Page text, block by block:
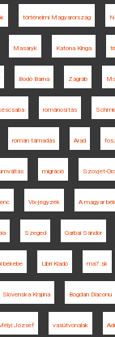
történelmi Magyarország
Masaryk Katona Kinga
Bodó Barna Zágráb
románosítás
román támadás Arad
migráció Szovjet-
Vix-jegyzék A magyar
Szeged Garbai Sándor
békébe Libri Kiadó ma7.sk
Slovenska Krajina Bogdan Diaconu
József vasútvonalak